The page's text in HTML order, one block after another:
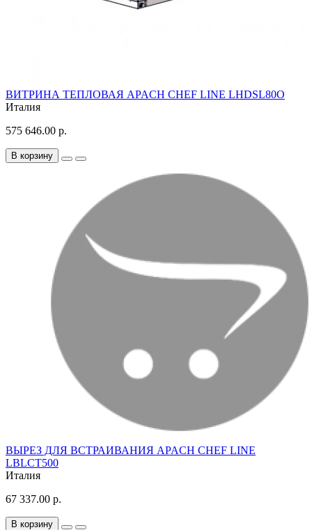
ВИТРИНА ТЕПЛОВАЯ APACH CHEF LINE LHDSL80O
Италия
575 646.00 р.
В корзину
ВЫРЕЗ ДЛЯ ВСТРАИВАНИЯ APACH CHEF LINE
LBLCT500
Италия
67 337.00 р.
В корзину